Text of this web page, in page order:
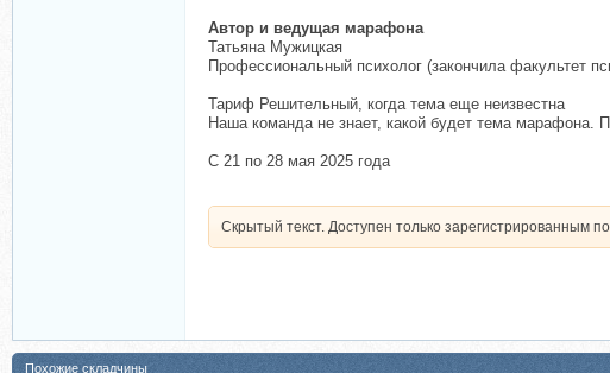
Автор и ведущая марафона
Татьяна Мужицкая
Профессиональный психолог (закончила факультет
Тариф Решительный, когда тема еще неизвестна
Наша команда не знает, какой будет тема марафона.
С 21 по 28 мая 2025 года
Скрытый текст. Доступен только зарегистрированным
Похожие складчины